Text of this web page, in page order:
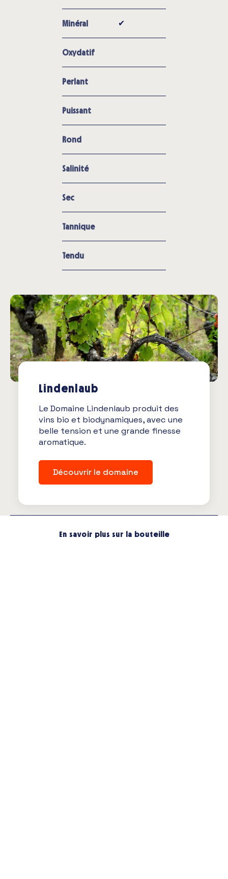
Minéral ✔︎
Oxydatif
Perlant
Puissant
Rond
Salinité
Sec
Tannique
Tendu
Lindenlaub
Le Domaine Lindenlaub produit des
vins bio et biodynamiques, avec une
belle tension et une grande finesse
aromatique.
Découvrir le domaine
En savoir plus sur la bouteille